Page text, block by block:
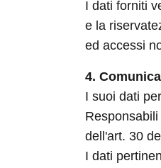
I dati forniti
e la
ed accessi
4.
I suoi dati
dell'art. 30
I dati